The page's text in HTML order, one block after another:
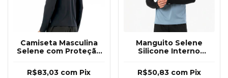
Camiseta Masculina
Selene com Proteção
R$83,03 com Pix
Manguito Selene
Silicone Interno
R$50,83 com Pix